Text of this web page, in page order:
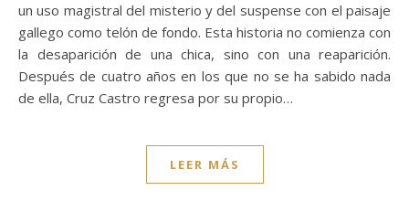
un uso magistral del misterio y del suspense con el paisaje
gallego como telón de fondo. Esta historia no comienza con
la desaparición de una chica, sino con una reaparición.
Después de cuatro años en los que no se ha sabido nada
de ella, Cruz Castro regresa por su propio…
LEER MÁS